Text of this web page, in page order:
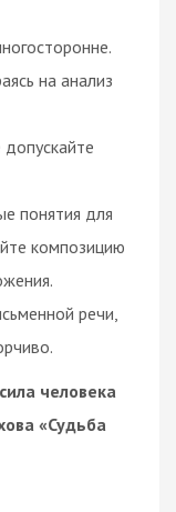
на анализ
понятия для
композицию
речи,
человека
«Судьба